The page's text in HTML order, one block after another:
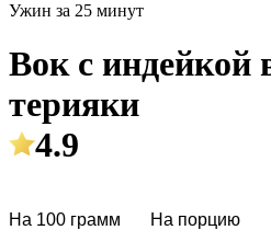
Ужин за 25 минут
Вок с индейкой
терияки
4.9
На 100 грамм На порцию